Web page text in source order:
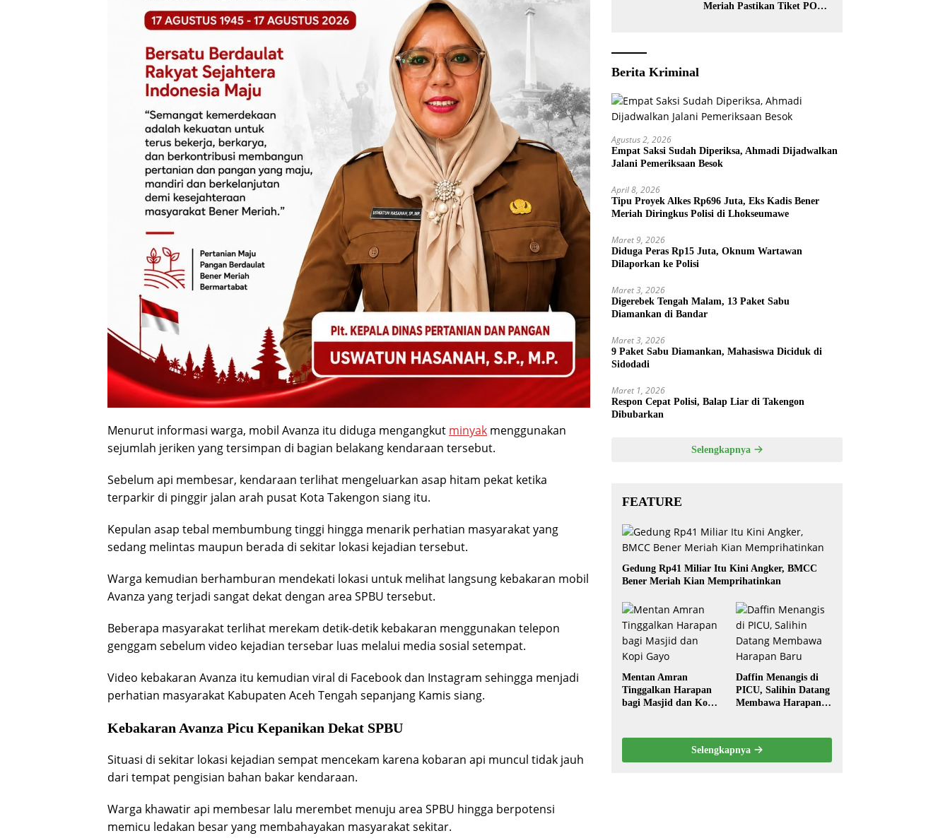
Menurut informasi warga, mobil Avanza itu diduga mengangkut minyak menggunakan
sejumlah jeriken yang tersimpan di bagian belakang kendaraan tersebut.
Sebelum api membesar, kendaraan terlihat mengeluarkan asap hitam pekat ketika
terparkir di pinggir jalan arah pusat Kota Takengon siang itu.
Kepulan asap tebal membumbung tinggi hingga menarik perhatian masyarakat yang
sedang melintas maupun berada di sekitar lokasi kejadian tersebut.
Warga kemudian berhamburan mendekati lokasi untuk melihat langsung kebakaran mobil
Avanza yang terjadi sangat dekat dengan area SPBU tersebut.
Beberapa masyarakat terlihat merekam detik-detik kebakaran menggunakan telepon
genggam sebelum video kejadian tersebar luas melalui media sosial setempat.
Video kebakaran Avanza itu kemudian viral di Facebook dan Instagram sehingga menjadi
perhatian masyarakat Kabupaten Aceh Tengah sepanjang Kamis siang.
Kebakaran Avanza Picu Kepanikan Dekat SPBU
Situasi di sekitar lokasi kejadian sempat mencekam karena kobaran api muncul tidak jauh
dari tempat pengisian bahan bakar kendaraan.
Warga khawatir api membesar lalu merembet menuju area SPBU hingga berpotensi
memicu ledakan besar yang membahayakan masyarakat sekitar.
Meriah Pastikan Tiket PORA
Berita Kriminal
Agustus 2, 2026
Empat Saksi Sudah Diperiksa, Ahmadi Dijadwalkan
Jalani Pemeriksaan Besok
April 8, 2026
Tipu Proyek Alkes Rp696 Juta, Eks Kadis Bener
Meriah Diringkus Polisi di Lhokseumawe
Maret 9, 2026
Diduga Peras Rp15 Juta, Oknum Wartawan
Dilaporkan ke Polisi
Maret 3, 2026
Digerebek Tengah Malam, 13 Paket Sabu
Diamankan di Bandar
Maret 3, 2026
9 Paket Sabu Diamankan, Mahasiswa Diciduk di
Sidodadi
Maret 1, 2026
Respon Cepat Polisi, Balap Liar di Takengon
Dibubarkan
Selengkapnya
FEATURE
Gedung Rp41 Miliar Itu Kini Angker, BMCC
Bener Meriah Kian Memprihatinkan
Mentan Amran
Tinggalkan Harapan
bagi Masjid dan Kopi
Daffin Menangis di
PICU, Salihin Datang
Membawa Harapan
Selengkapnya